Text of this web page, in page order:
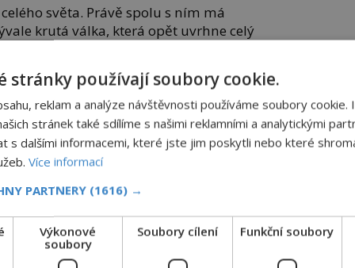
světa. Právě spolu s ním má
krutá válka, která opět uvrhne celý
„hladu a žízně“.
že oním tajemným mužem měl být
(1937–2006) nebo saúdskoarabský
(1957–2011). Smrtí ani jednoho z nich
Badatelé proto hledají jinde.
shodne na překvapivém kandidátovi:
Baracku Obamovi
všechny předpoklady stát se
stránky používají soubory cookie.
reklam a analýze návštěvnosti používáme soubory cookie.
stránek také sdílíme s našimi reklamními a analytickými
s dalšími informacemi, které jste jim poskytli nebo které
Více informací
PARTNERY (1616) →
Výkonové
soubory
Soubory cílení Funkční soubory